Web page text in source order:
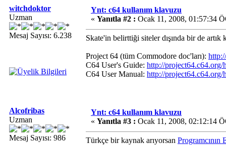
witchdoktor
Uzman
Mesaj Sayısı: 6.238
Ynt: c64 kullanım klavuzu
« Yanıtla #2 : Ocak 11, 2008, 01:57:34
Skate'in belirttiği siteler dışında bir de
Project 64 (tüm Commodore doc'ları):
C64 User's Guide: http://project64.c64.org/
C64 User Manual: http://
Alcofribas
Uzman
Mesaj Sayısı: 986
Ynt: c64 kullanım klavuzu
« Yanıtla #3 : Ocak 11, 2008, 02:12:14
Türkçe bir kaynak arıyorsan Programcının